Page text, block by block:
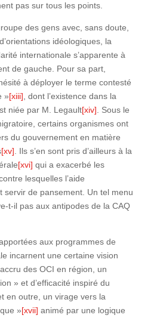
pas sur tous les points.
des gens avec, sans doute,
idéologiques, la
internationale s’apparente à
de gauche. Pour sa part,
à déployer le terme contesté
»[xiii] , dont l’existence dans la
niée par M. Legault[xiv] . Sous le
certains organismes ont
du gouvernement en matière
[xv] . Ils s’en sont pris d’ailleurs à la
[xvi] qui a exacerbé les
lesquelles l’aide
servir de pansement. Un tel menu
t-il pas aux antipodes de la CAQ
aux programmes de
incarnent une certaine vision
des OCI en région, un
» et d’efficacité inspiré du
en outre, un virage vers la
»[xvii] animé par une logique